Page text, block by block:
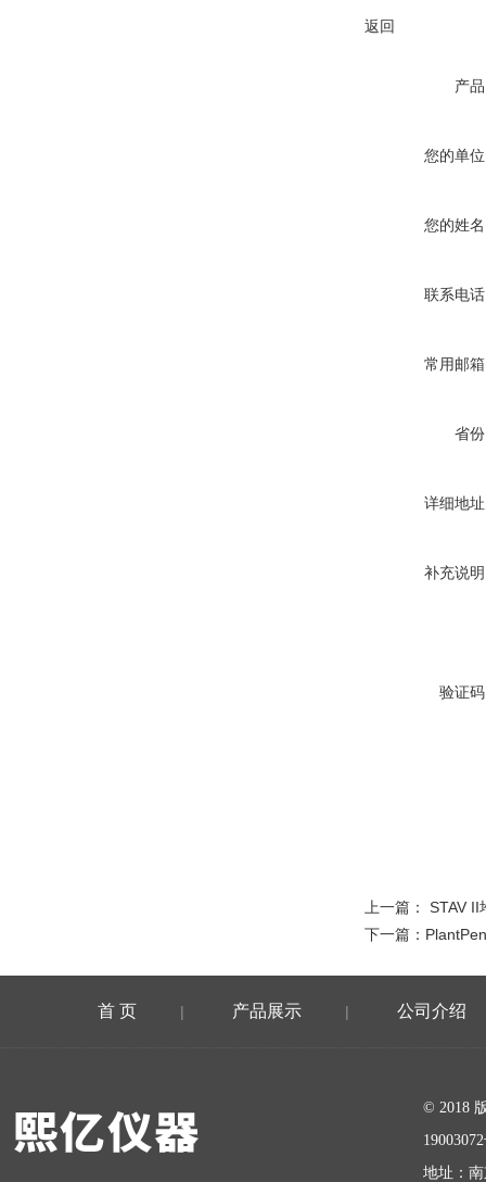
返回
产
您的单
您的姓
联系电
常用邮
省
详细地
补充说
验证
上一篇： STAV II
下一篇：
首 页 | 产品展示 | 公司介绍
© 2018
地址：